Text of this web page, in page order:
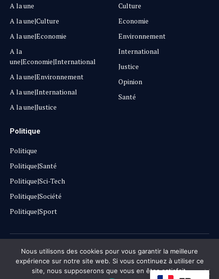
A la une
A la une|Culture
A la une|Economie
A la
une|Economie|International
A la une|Environnement
A la une|International
A la une|Justice
Culture
Economie
Environnement
International
Justice
Opinion
Santé
Politique
Politique
Politique|Santé
Politique|Sci-Tech
Politique|Société
Politique|Sport
Copyright © 2025 Lehautpanel
Confidentialité Contact Don
Nous utilisons des cookies pour vous garantir la meilleure
expérience sur notre site web. Si vous continuez à utiliser ce
site, nous supposerons que vous en êtes satisfait.